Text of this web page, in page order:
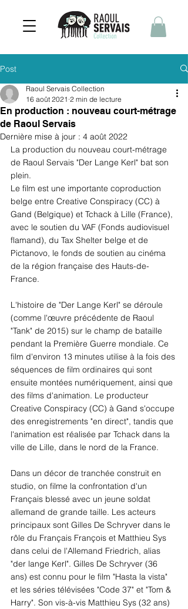
Post
En production : nouveau court-métrage
de Raoul Servais
Raoul Servais Collection
16 août 2021 2 min de lecture
Dernière mise à jour : 4 août 2022
La production du nouveau court-métrage
de Raoul Servais "Der Lange Kerl" bat son
plein.
Le film est une importante coproduction
belge entre Creative Conspiracy (CC) à
Gand (Belgique) et Tchack à Lille (France),
avec le soutien du VAF (Fonds audiovisuel
flamand), du Tax Shelter belge et de
Pictanovo, le fonds de soutien au cinéma
de la région française des Hauts-de-
France.
L'histoire de "Der Lange Kerl" se déroule
(comme l'œuvre précédente de Raoul
"Tank" de 2015) sur le champ de bataille
pendant la Première Guerre mondiale. Ce
film d'environ 13 minutes utilise à la fois des
séquences de film ordinaires qui sont
ensuite montées numériquement, ainsi que
des films d'animation. Le producteur
Creative Conspiracy (CC) à Gand s'occupe
des enregistrements "en direct", tandis que
l'animation est réalisée par Tchack dans la
ville de Lille, dans le nord de la France.
Dans un décor de tranchée construit en
studio, on filme la confrontation d'un
Français blessé avec un jeune soldat
allemand de grande taille. Les acteurs
principaux sont Gilles De Schryver dans le
rôle du Français François et Matthieu Sys
dans celui de l'Allemand Friedrich, alias
"der lange Kerl". Gilles De Schryver (36
ans) est connu pour le film "Hasta la vista"
et les séries télévisées "Code 37" et "Tom &
Harry". Son vis-à-vis Matthieu Sys (32 ans)